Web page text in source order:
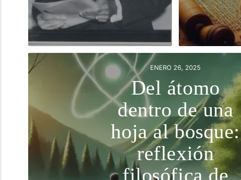
ENERO 26, 2025
Del átomo
dentro de una
hoja al bosque:
reflexión
filosófica de